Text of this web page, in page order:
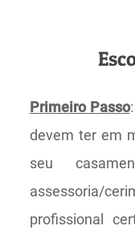
Primeiro Passo
devem ter em
seu
assessoria/
profissional